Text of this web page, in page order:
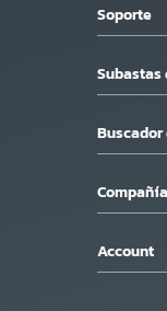
Soporte
Subastas
Compañía
Account